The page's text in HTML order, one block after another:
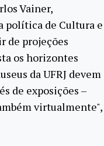
Vainer,
política de Cultura e
de projeções
os horizontes
da UFRJ devem
de exposições –
virtualmente",